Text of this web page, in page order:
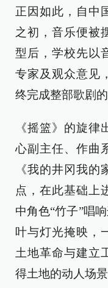
正因如此，自中
之初，音乐便被
型后，学校先以
专家及观众意见
终完成整部歌剧的
《摇篮》的旋律
心副主任、作曲
《我的井冈我
点，在此基础上
中角色“竹子”唱
叶与灯光掩映，
土地革命与建立
得土地的动人场景